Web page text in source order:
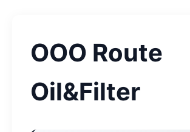
ООО Route
Oil&Filter